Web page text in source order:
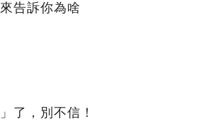
告訴你為啥
了，別不信！